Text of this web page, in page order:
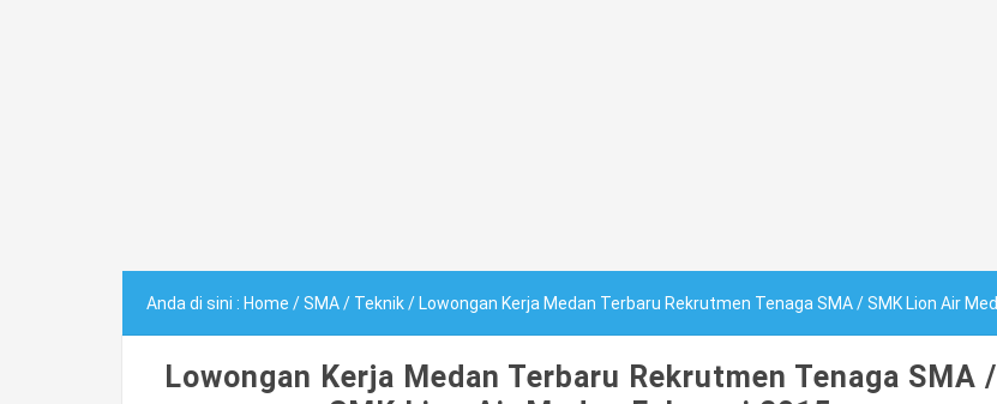
Anda di sini : Home /SMA/ Teknik/ Lowongan Kerja Medan Terbaru Rekrutmen Tenaga SMA / SMK Lion Air Medan Februari 2015
Lowongan Kerja Medan Terbaru Rekrutmen Tenaga SMA /